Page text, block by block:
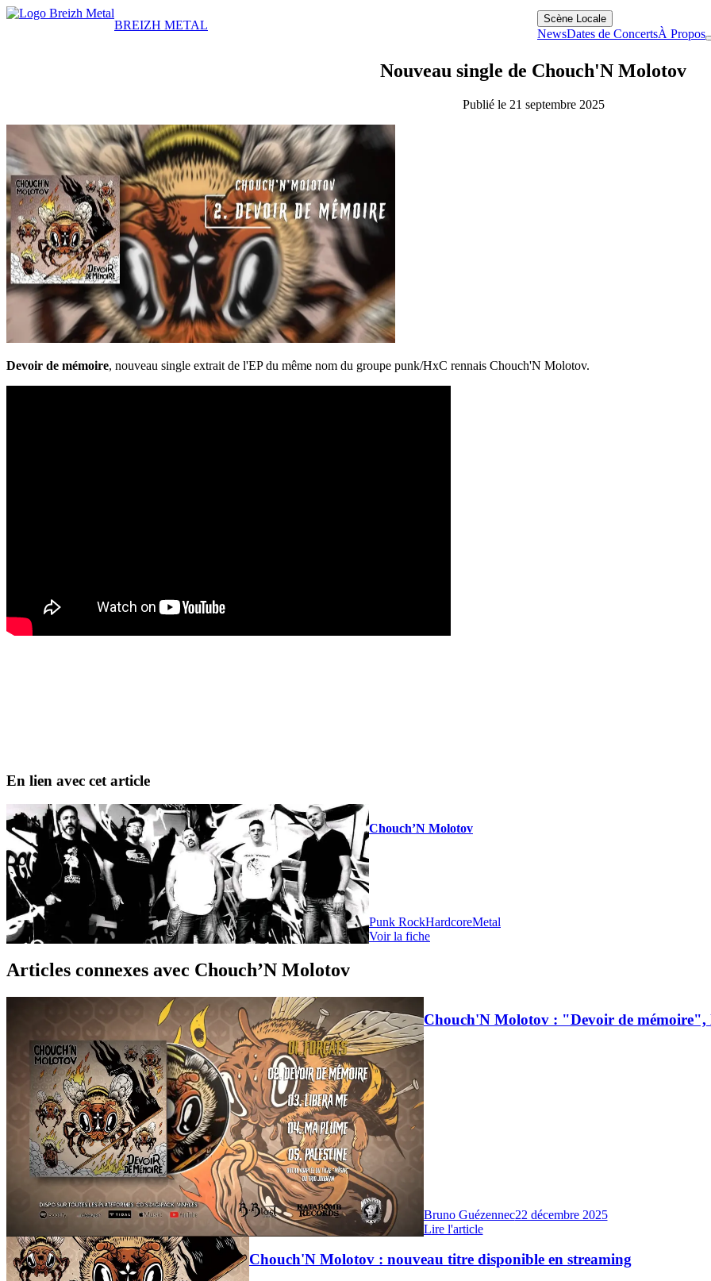
BREIZH METAL Scène Locale
NewsDates de ConcertsÀ Propos
Nouveau single de Chouch'N Molotov
Publié le 21 septembre 2025
Devoir de mémoire, nouveau single extrait de l'EP du même nom du groupe punk/HxC rennais Chouch'N Molotov.
En lien avec cet article
Chouch’N Molotov
Punk RockHardcoreMetal
Voir la fiche
Articles connexes avec Chouch’N Molotov
News
Chouch'N Molotov : "Devoir de mémoire",
Bruno Guézennec22 décembre 2025
Lire l'article
Chouch'N Molotov : nouveau titre disponible en streaming